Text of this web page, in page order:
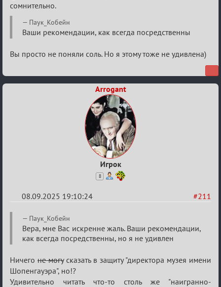
«Universal»
сомнительно.
Паук_Кобейн
Ваши рекомендации, как всегда посредственны
Вы просто не поняли соль. Но я этому тоже не удивлена)
Arrogant
Игрок
8
#211
08.09.2025 19:10:24
Re:
Обуждение
«Universal»
Паук_Кобейн
Вера, мне Вас искренне жаль. Ваши рекомендации,
как всегда посредственны, но я не удивлен
Ничего не могусказать в защиту "директора музея имени
Шопенгауэра", но!?
Удивительно читать что-то столь же "наигранно-